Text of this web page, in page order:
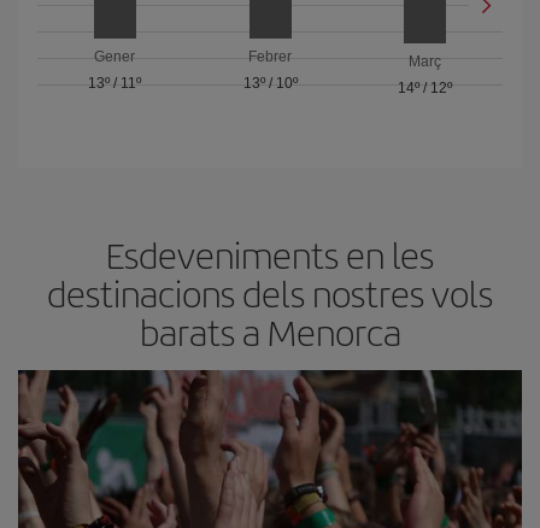
Gener
13º / 11º
Febrer
13º/ 10º
Març
14º/ 12º
Esdeveniments en les
destinacions dels nostres vols
barats a Menorca